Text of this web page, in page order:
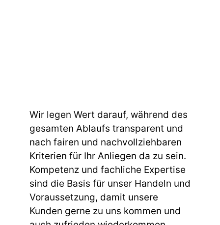
Wir legen Wert darauf, während des
gesamten Ablaufs transparent und
nach fairen und nachvollziehbaren
Kriterien für Ihr Anliegen da zu sein.
Kompetenz und fachliche Expertise
sind die Basis für unser Handeln und
Voraussetzung, damit unsere
Kunden gerne zu uns kommen und